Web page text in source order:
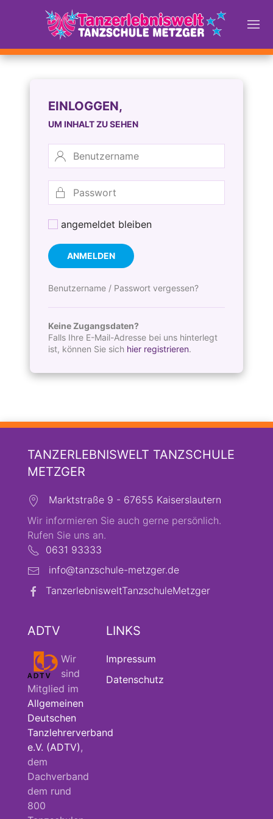
EINLOGGEN,
UM INHALT ZU SEHEN
angemeldet bleiben
ANMELDEN
Benutzername / Passwort vergessen?
Keine Zugangsdaten?
Falls Ihre E-Mail-Adresse bei uns hinterlegt
ist, können Sie sich hier registrieren.
TANZERLEBNISWELT TANZSCHULE
METZGER
Marktstraße 9 - 67655 Kaiserslautern
Wir informieren Sie auch gerne persönlich.
Rufen Sie uns an.
0631 93333
info@tanzschule-metzger.de
TanzerlebnisweltTanzschuleMetzger
ADTV
Wir
sind
Mitglied im
Allgemeinen
Deutschen
Tanzlehrerverband
e.V. (ADTV) ,
dem
Dachverband
dem rund
800
LINKS
Impressum
Datenschutz